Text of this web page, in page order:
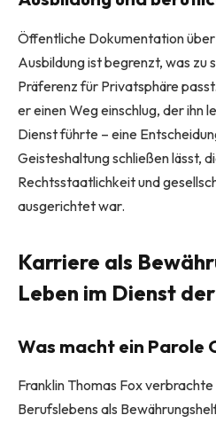
Öffentliche Dokumentation über
Ausbildung ist begrenzt, was zu
Präferenz für Privatsphäre
er einen Weg einschlug, der ihn
Dienst führte – eine
Geisteshaltung schließen lässt,
Rechtsstaatlichkeit und
ausgerichtet war.
Karriere als
Leben im Dienst
Was macht ein Parole
Franklin Thomas Fox verbrachte
Berufslebens als